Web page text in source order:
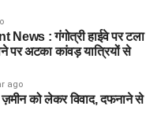
: गंगोत्री हाईवे पर टला
पर अटका कांवड़ यात्रियों से
ago
ज़मीन को लेकर विवाद, दफनाने से